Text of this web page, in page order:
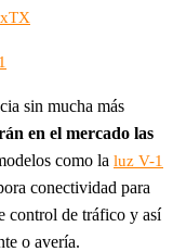
sin mucha más
en el mercado las
como la luz V-1
conectividad para
control de tráfico y así
o avería.